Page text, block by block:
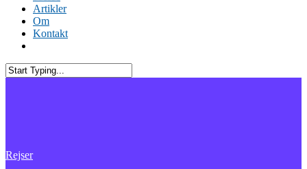
Artikler
Om
Kontakt
Rejser